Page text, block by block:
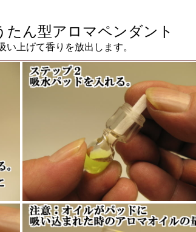
たん型アロマペンダント
い上げて香りを放出します。